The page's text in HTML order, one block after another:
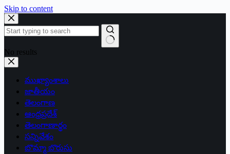
Skip to content
No results
ముఖ్యాంశాలు
జాతీయం
తెలంగాణ
ఆంధ్రప్రదేశ్
తెలంగాణార్థం
సన్నివేశం
బొమ్మా బొరుసు